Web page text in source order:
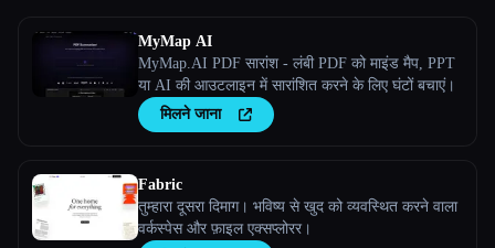
MyMap AI
MyMap.AI PDF सारांश - लंबी PDF को माइंड मैप, PPT
या AI की आउटलाइन में सारांशित करने के लिए घंटों बचाएं।
मिलने जाना
Fabric
तुम्हारा दूसरा दिमाग। भविष्य से खुद को व्यवस्थित करने वाला
वर्कस्पेस और फ़ाइल एक्सप्लोरर।